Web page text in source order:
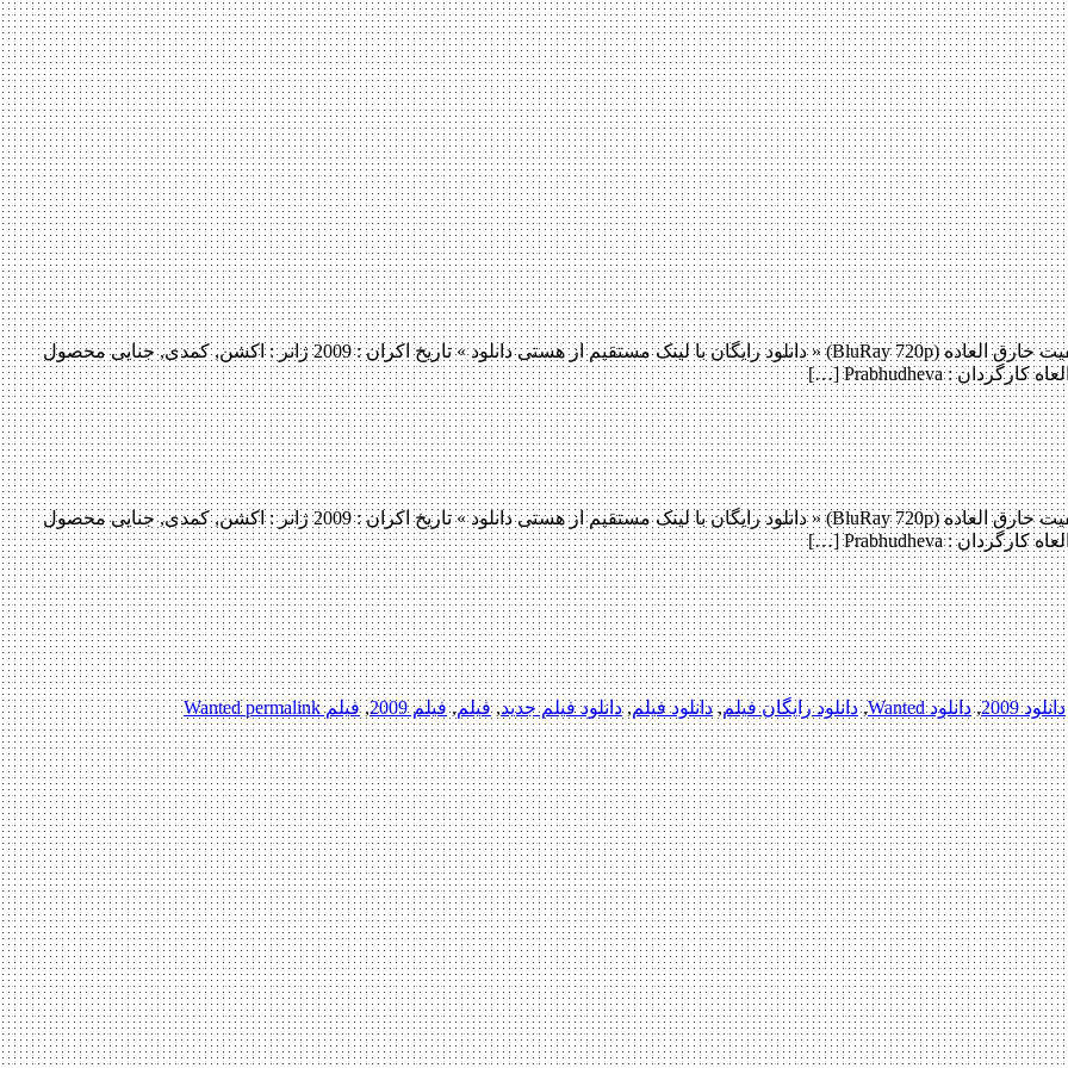
دانلود فیلم Wanted 2009 لینک مستقیم دانلود فیلم Wanted 2009 با کیفیت خارق العاده (BluRay 720p) « دانلود رایگان با لینک مستقیم از هستی دانلود » تاریخ اکران : 2009 ژانر : اکشن, کمدی, جنایی محصول
دانلود فیلم Wanted 2009 لینک مستقیم دانلود فیلم Wanted 2009 با کیفیت خارق العاده (BluRay 720p) « دانلود رایگان با لینک مستقیم از هستی دانلود » تاریخ اکران : 2009 ژانر : اکشن, کمدی, جنایی محصول
دانلود 2009 ,دانلود Wanted ,دانلود رایگان فیلم, دانلود فیلم,دانلود فیلم جدید,فیلم,فیلم 2009 ,فیلم Wantedpermalink